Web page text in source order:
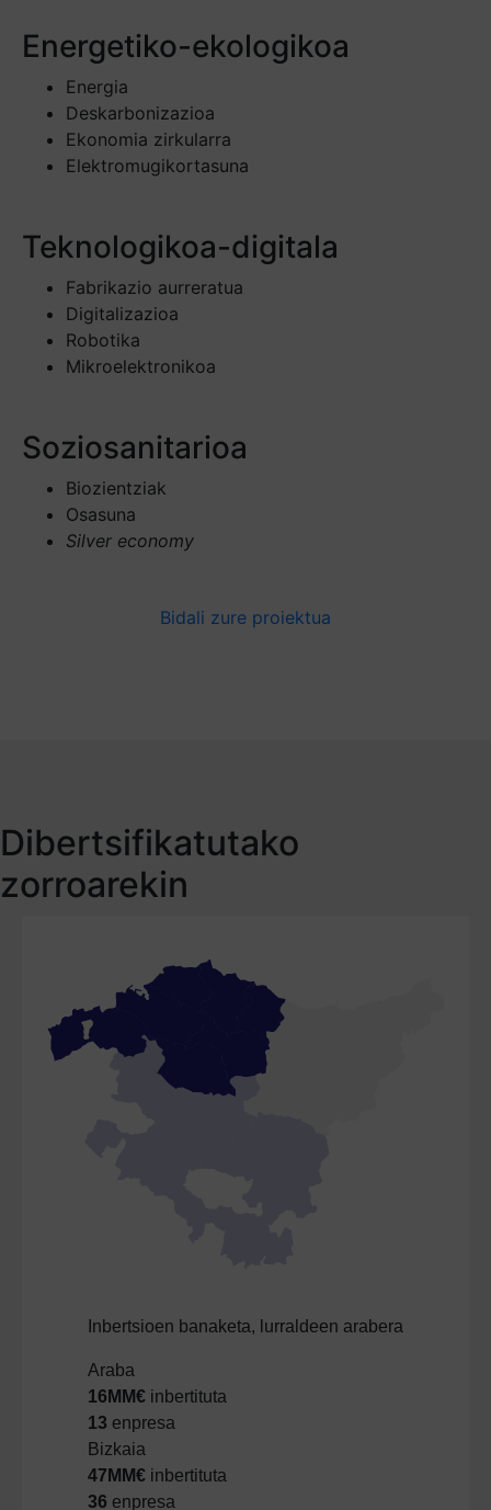
Energetiko-ekologikoa
Energia
Deskarbonizazioa
Ekonomia zirkularra
Elektromugikortasuna
Teknologikoa-digitala
Fabrikazio aurreratua
Digitalizazioa
Robotika
Mikroelektronikoa
Soziosanitarioa
Biozientziak
Osasuna
Silver economy
Bidali zure proiektua
Dibertsifikatutako
zorroarekin
Inbertsioen banaketa, lurraldeen arabera
Araba
16MM€ inbertituta
13 enpresa
Bizkaia
47MM€ inbertituta
36 enpresa